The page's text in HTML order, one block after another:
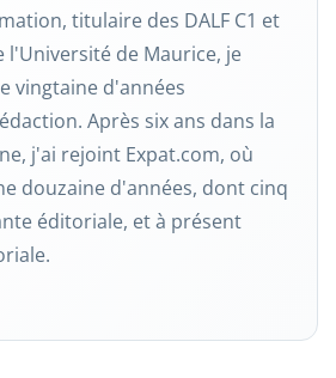
titulaire des DALF C1 et
l'Université de Maurice, je
vingtaine d'années
Après six ans dans la
j'ai rejoint Expat.com, où
douzaine d'années, dont cinq
éditoriale, et à présent